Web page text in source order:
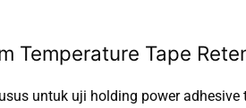
Temperature Tape
untuk uji holding power